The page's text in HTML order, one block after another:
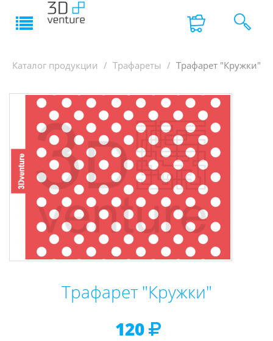
Каталог продукции Трафареты Трафарет "Кружки"
Трафарет "Кружки"
120